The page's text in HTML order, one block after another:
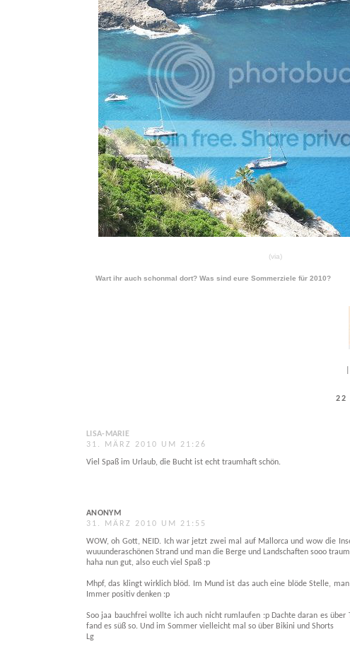
(via)
Wart ihr auch schonmal dort? Was sind eure Sommerziele für 2010?
22
LISA-MARIE
31. MÄRZ 2010 UM 21:26
Viel Spaß im Urlaub, die Bucht ist echt traumhaft schön.
ANONYM
31. MÄRZ 2010 UM 21:55
WOW, oh Gott, NEID. Ich war jetzt zwei mal auf Mallorca und wow die
wuuunderaschönen Strand und man die Berge und Landschaften sooo
haha nun gut, also euch viel Spaß :p
Mhpf, das klingt wirklich blöd. Im Mund ist das auch eine blöde Stelle,
Immer positiv denken :p
Soo jaa bauchfrei wollte ich auch nicht rumlaufen :p Dachte daran es
fand es süß so. Und im Sommer vielleicht mal so über Bikini und Shorts
Lg